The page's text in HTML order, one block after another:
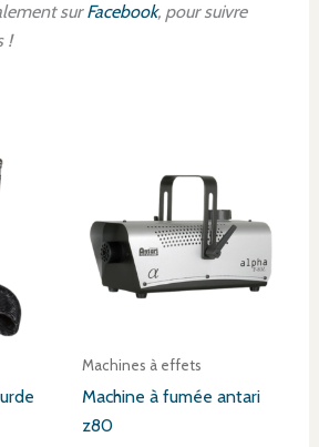
surFacebook, pour suivre
!
Machines à effets
Machine à fumée antari
z80